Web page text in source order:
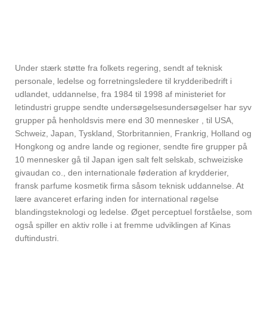
Under stærk støtte fra folkets regering, sendt af teknisk
personale, ledelse og forretningsledere til krydderibedrift i
udlandet, uddannelse, fra 1984 til 1998 af ministeriet for
letindustri gruppe sendte undersøgelsesundersøgelser har syv
grupper på henholdsvis mere end 30 mennesker , til USA,
Schweiz, Japan, Tyskland, Storbritannien, Frankrig, Holland og
Hongkong og andre lande og regioner, sendte fire grupper på
10 mennesker gå til Japan igen salt felt selskab, schweiziske
givaudan co., den internationale føderation af krydderier,
fransk parfume kosmetik firma såsom teknisk uddannelse. At
lære avanceret erfaring inden for international røgelse
blandingsteknologi og ledelse. Øget perceptuel forståelse, som
også spiller en aktiv rolle i at fremme udviklingen af ​​Kinas
duftindustri.